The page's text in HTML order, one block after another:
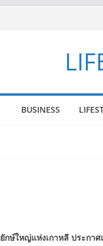
BUSINESS
ยักษ์ใหญ่แห่งเกาหลี ประกา